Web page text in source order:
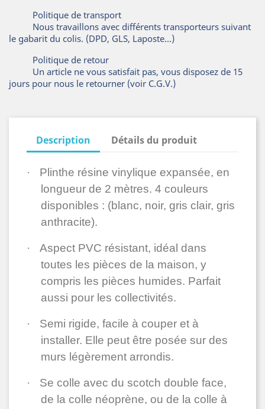
Politique de transport
Nous travaillons avec différents transporteurs suivant
le gabarit du colis. (DPD, GLS, Laposte...)
Politique de retour
Un article ne vous satisfait pas, vous disposez de 15
jours pour nous le retourner (voir C.G.V.)
Description Détails du produit
·
Plinthe résine vinylique expansée, en
longueur de 2 mètres. 4 couleurs
disponibles : (blanc, noir, gris clair, gris
anthracite).
·
Aspect PVC résistant, idéal dans
toutes les pièces de la maison, y
compris les pièces humides. Parfait
aussi pour les collectivités.
·
Semi rigide, facile à couper et à
installer. Elle peut être posée sur des
murs légèrement arrondis.
·
Se colle avec du scotch double face,
de la colle néoprène, ou de la colle à